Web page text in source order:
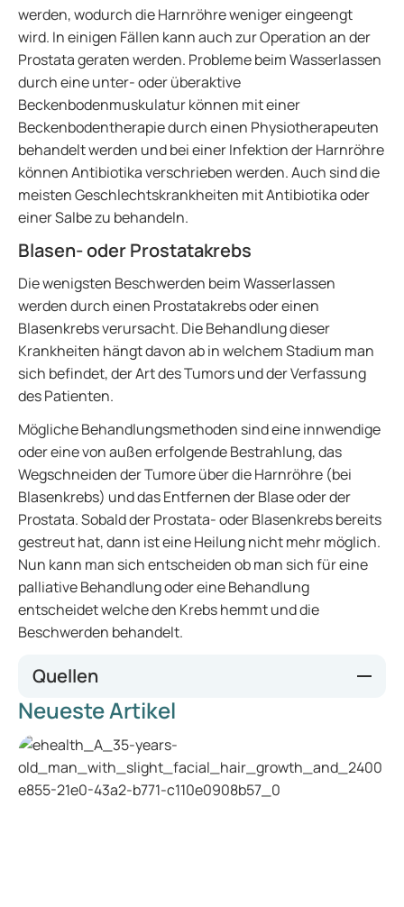
werden, wodurch die Harnröhre weniger eingeengt
wird. In einigen Fällen kann auch zur Operation an der
Prostata geraten werden. Probleme beim Wasserlassen
durch eine unter- oder überaktive
Beckenbodenmuskulatur können mit einer
Beckenbodentherapie durch einen Physiotherapeuten
behandelt werden und bei einer Infektion der Harnröhre
können Antibiotika verschrieben werden. Auch sind die
meisten Geschlechtskrankheiten mit Antibiotika oder
einer Salbe zu behandeln.
Blasen- oder Prostatakrebs
Die wenigsten Beschwerden beim Wasserlassen
werden durch einen Prostatakrebs oder einen
Blasenkrebs verursacht. Die Behandlung dieser
Krankheiten hängt davon ab in welchem Stadium man
sich befindet, der Art des Tumors und der Verfassung
des Patienten.
Mögliche Behandlungsmethoden sind eine innwendige
oder eine von außen erfolgende Bestrahlung, das
Wegschneiden der Tumore über die Harnröhre (bei
Blasenkrebs) und das Entfernen der Blase oder der
Prostata. Sobald der Prostata- oder Blasenkrebs bereits
gestreut hat, dann ist eine Heilung nicht mehr möglich.
Nun kann man sich entscheiden ob man sich für eine
palliative Behandlung oder eine Behandlung
entscheidet welche den Krebs hemmt und die
Beschwerden behandelt.
Quellen
www.prostata.de ;
flexikon.doccheck.com
Neueste Artikel